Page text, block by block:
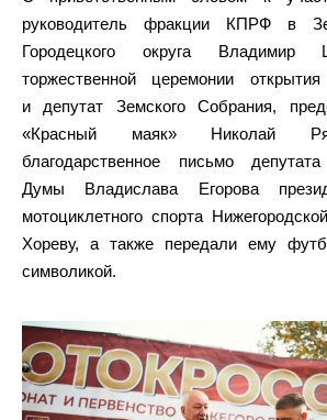
руководитель фракции КПРФ в
Городецкого округа
торжественной церемонии
и депутат Земского Собрания,
«Красный маяк» Николай
благодарственное письмо депутата
Думы Владислава Егорова
мотоциклетного спорта
Хореву, а также передали ему
символикой.